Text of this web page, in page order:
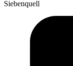
Siebenquell